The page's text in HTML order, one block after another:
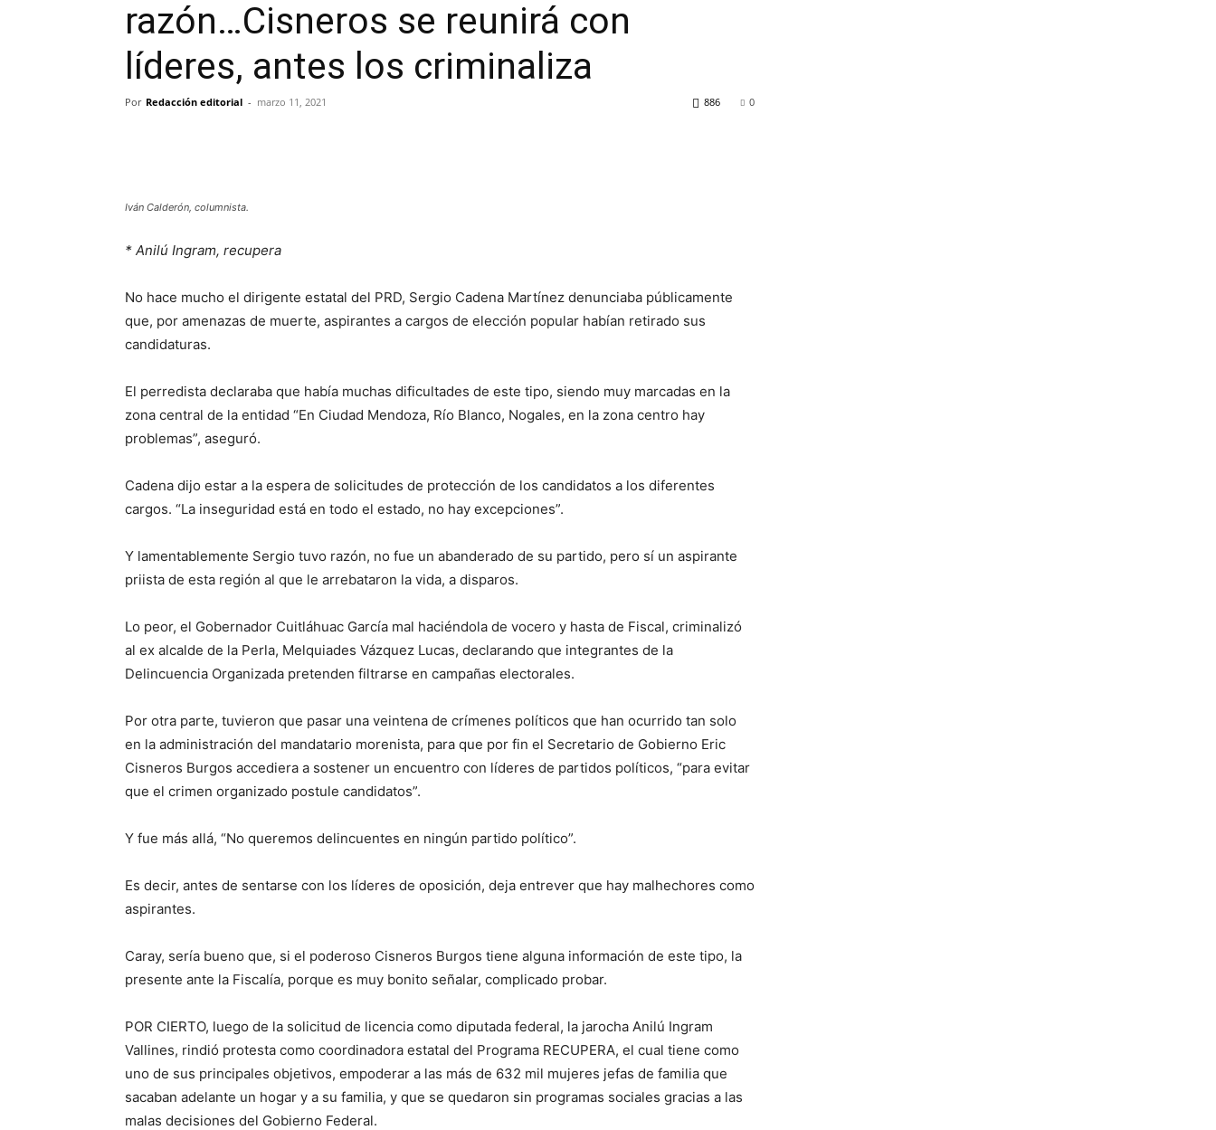
razón…Cisneros se reunirá con
líderes, antes los criminaliza
Por Redacción editorial - marzo 11, 2021 0
886
Iván Calderón, columnista.
* Anilú Ingram, recupera
No hace mucho el dirigente estatal del PRD, Sergio Cadena Martínez denunciaba públicamente
que, por amenazas de muerte, aspirantes a cargos de elección popular habían retirado sus
candidaturas.
El perredista declaraba que había muchas dificultades de este tipo, siendo muy marcadas en la
zona central de la entidad “En Ciudad Mendoza, Río Blanco, Nogales, en la zona centro hay
problemas”, aseguró.
Cadena dijo estar a la espera de solicitudes de protección de los candidatos a los diferentes
cargos. “La inseguridad está en todo el estado, no hay excepciones”.
Y lamentablemente Sergio tuvo razón, no fue un abanderado de su partido, pero sí un aspirante
priista de esta región al que le arrebataron la vida, a disparos.
Lo peor, el Gobernador Cuitláhuac García mal haciéndola de vocero y hasta de Fiscal, criminalizó
al ex alcalde de la Perla, Melquiades Vázquez Lucas, declarando que integrantes de la
Delincuencia Organizada pretenden filtrarse en campañas electorales.
Por otra parte, tuvieron que pasar una veintena de crímenes políticos que han ocurrido tan solo
en la administración del mandatario morenista, para que por fin el Secretario de Gobierno Eric
Cisneros Burgos accediera a sostener un encuentro con líderes de partidos políticos, “para evitar
que el crimen organizado postule candidatos”.
Y fue más allá, “No queremos delincuentes en ningún partido político”.
Es decir, antes de sentarse con los líderes de oposición, deja entrever que hay malhechores como
aspirantes.
Caray, sería bueno que, si el poderoso Cisneros Burgos tiene alguna información de este tipo, la
presente ante la Fiscalía, porque es muy bonito señalar, complicado probar.
POR CIERTO, luego de la solicitud de licencia como diputada federal, la jarocha Anilú Ingram
Vallines, rindió protesta como coordinadora estatal del Programa RECUPERA, el cual tiene como
uno de sus principales objetivos, empoderar a las más de 632 mil mujeres jefas de familia que
sacaban adelante un hogar y a su familia, y que se quedaron sin programas sociales gracias a las
malas decisiones del Gobierno Federal.